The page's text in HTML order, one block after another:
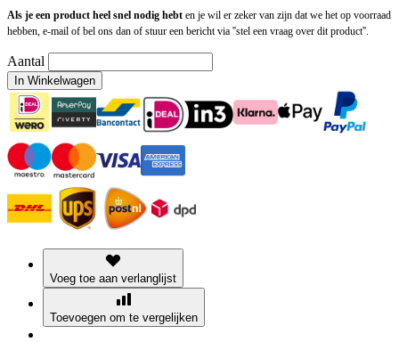
Als je een product heel snel nodig hebt en je wil er zeker van zijn dat we het op voorraad
hebben, e-mail of bel ons dan of stuur een bericht via ''stel een vraag over dit product''.
Aantal
In Winkelwagen
Voeg toe aan verlanglijst
Toevoegen om te vergelijken